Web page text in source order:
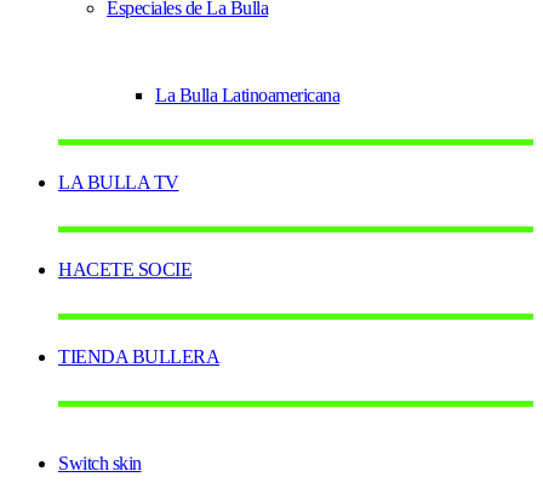
Especiales de La Bulla
La Bulla Latinoamericana
LA BULLA TV
HACETE SOCIE
TIENDA BULLERA
Switch skin